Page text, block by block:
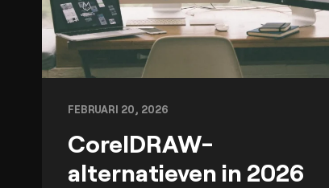
FEBRUARI 20, 2026
CorelDRAW-
alternatieven in 2026